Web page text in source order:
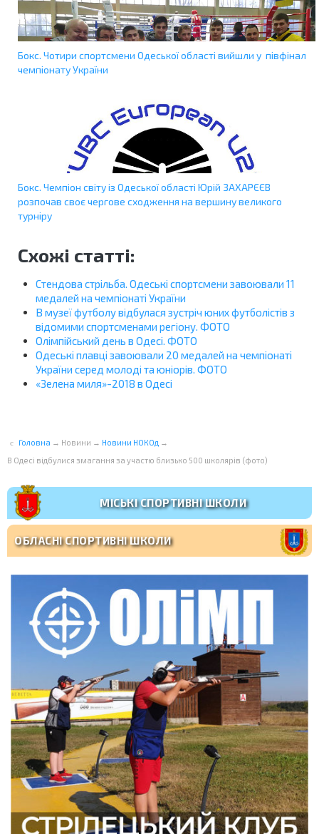
Бокс. Чотири спортсмени Одеської області вийшли у півфінал
чемпіонату України
Бокс. Чемпіон світу із Одеської області Юрій ЗАХАРЄЄВ
розпочав своє чергове сходження на вершину великого
турніру
Схожі статті:
Стендова стрільба. Одеські спортсмени завоювали 11
медалей на чемпіонаті України
В музеї футболу відбулася зустріч юних футболістів з
відомими спортсменами регіону. ФОТО
Олімпійський день в Одесі. ФОТО
Одеські плавці завоювали 20 медалей на чемпіонаті
України серед молоді та юніорів. ФОТО
«Зелена миля»-2018 в Одесі
Головна → Новини → Новини НОКОд →
В Одесі відбулися змагання за участю близько 500 школярів (фото)
МІСЬКІ СПОРТИВНІ ШКОЛИ
ОБЛАСНІ СПОРТИВНІ ШКОЛИ